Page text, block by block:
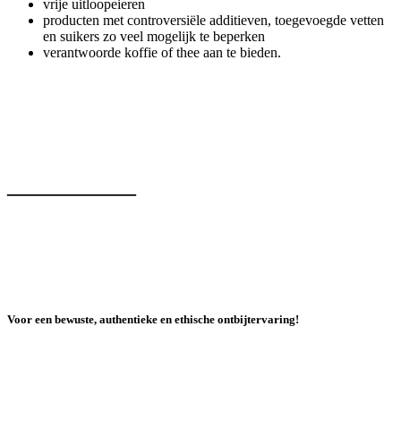
Omdat elk gebaar telt, zetten
bij voorkeur lokale en seizoensgebonden producten te